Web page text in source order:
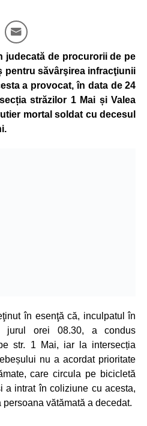
judecată de procurorii de pe
pentru săvârşirea infracţiunii
a provocat, în data de 24
străzilor 1 Mai și Valea
mortal soldat cu decesul
în esenţă că, inculpatul în
jurul orei 08.30, a condus
str. 1 Mai, iar la intersecția
nu a acordat prioritate
care circula pe bicicletă
a intrat în coliziune cu acesta,
vătămată a decedat.